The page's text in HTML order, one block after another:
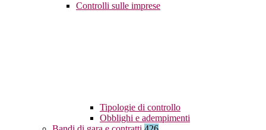
Controlli sulle imprese
Tipologie di controllo
Obblighi e adempimenti